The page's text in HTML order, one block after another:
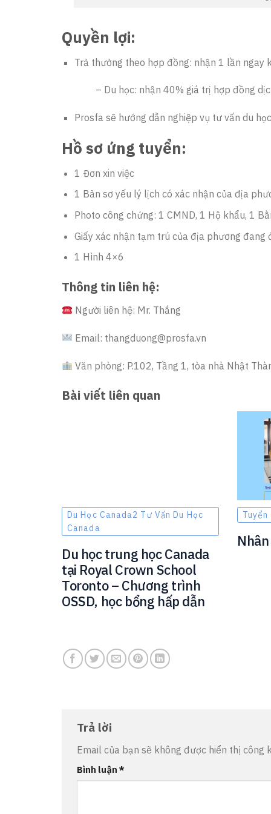
Quyền lợi:
Trả thưởng theo hợp đồng: nhận 1 lần ngay
– Du học: nhận 40% giá trị hợp đồng
Prosfa sẽ hướng dẫn nghiệp vụ tư vấn du
Hồ sơ ứng tuyển:
1 Đơn xin việc
1 Bản sơ yếu lý lịch có xác nhận của địa
Photo công chứng: 1 CMND, 1 Hộ khẩu, 1
Giấy xác nhận tạm trú của địa phương
1 Hình 4×6
Thông tin liên hệ:
Người liên hệ: Mr. Thắng
Email: thangduong@prosfa.vn
Văn phòng: P.102, Tầng 1, tòa nhà Nhật
Bài viết liên quan
Du Học Canada2 Tư Vấn Du Học
Canada
Du học trung học Canada
tại Royal Crown School
Toronto – Chương trình
OSSD, học bổng hấp dẫn
Tuyển
Trả lời
Email của bạn sẽ không được hiển thị công
Bình luận *